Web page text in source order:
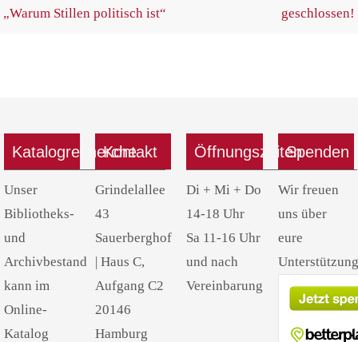
„Warum Stillen politisch ist“
geschlossen!
Katalogrecherche
Unser
Bibliotheks-
und
Archivbestand
kann im
Online-
Katalog
Kontakt
Grindelallee
43
Sauerberghof
| Haus C,
Aufgang C2
20146
Hamburg
Öffnungszeiten
Di + Mi + Do
14-18 Uhr
Sa 11-16 Uhr
und nach
Vereinbarung
Spenden
Wir freuen
uns über
eure